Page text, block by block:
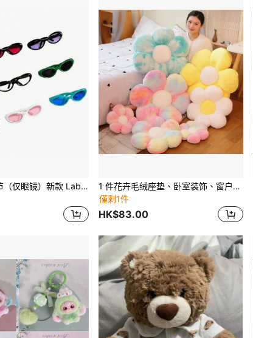
万圣节、圣诞节（仅眼镜）新款 Labobo 第一至三代 17厘米毛绒玩具 6.5厘米宽太阳镜树脂人偶配件 娃娃配件
1 件花卉毛绒座垫、卧室装饰、窗户、沙发、椅子、花形抱枕、圣诞礼物玩具、枕头、花形枕头
僅剩1件
HK$83.00